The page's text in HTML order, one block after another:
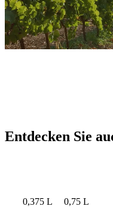
Entdecken Sie
0,375 L 0,75 L